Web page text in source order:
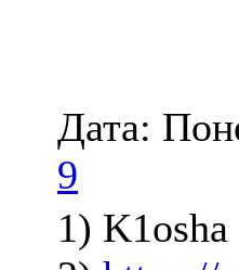
Дата:
9
1) K1osha